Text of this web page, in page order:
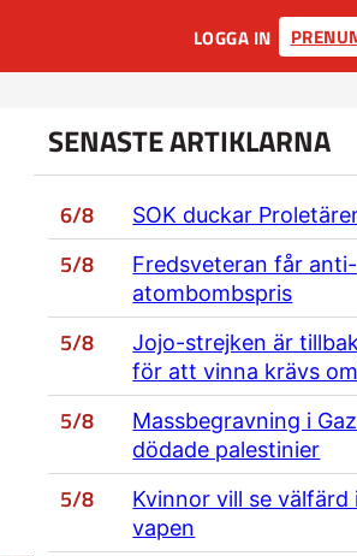
LOGGA IN
SENASTE ARTIKLARNA
6/8 SOK duckar
5/8
Fredsveteran får anti-
atombombspris
5/8
Jojo-strejken är
för att vinna krävs
5/8
Massbegravning i
dödade palestinier
5/8
Kvinnor vill se
vapen